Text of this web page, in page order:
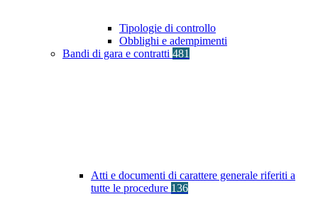
Tipologie di controllo
Obblighi e adempimenti
Bandi di gara e contratti 481
Atti e documenti di carattere generale riferiti a
tutte le procedure 136